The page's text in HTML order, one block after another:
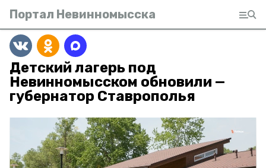
Портал Невинномысска
Детский лагерь под
Невинномысском обновили —
губернатор Ставрополья